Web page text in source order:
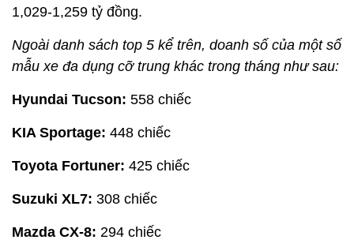
1,029-1,259 tỷ đồng.
Ngoài danh sách top 5 kể trên, doanh số của một số
mẫu xe đa dụng cỡ trung khác trong tháng như sau:
Hyundai Tucson: 558 chiếc
KIA Sportage: 448 chiếc
Toyota Fortuner: 425 chiếc
Suzuki XL7: 308 chiếc
Mazda CX-8: 294 chiếc